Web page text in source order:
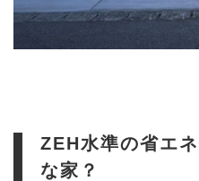
ZEH水準の省エ
な家？